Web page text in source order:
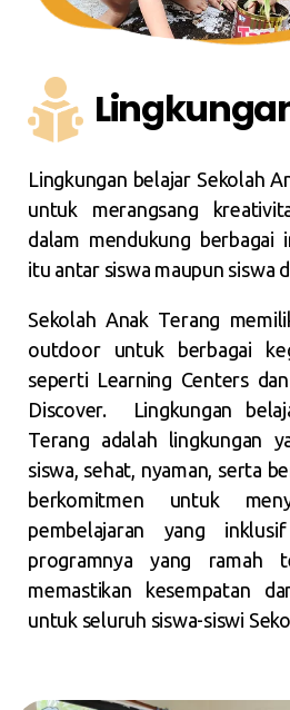
Lingkungan belajar Sekolah
untuk merangsang
dalam mendukung berbagai
itu antar siswa maupun siswa
Sekolah Anak Terang
outdoor untuk berbagai
seperti Learning Centers
Discover. Lingkungan
Terang adalah lingkungan
siswa, sehat, nyaman, serta
berkomitmen untuk
pembelajaran yang
programnya yang ramah
memastikan kesempatan
untuk seluruh siswa-siswi